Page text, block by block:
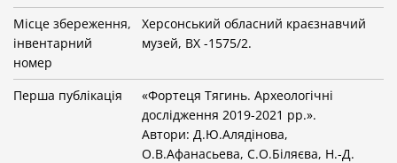
Місце збереження,
інвентарний
номер
Херсонський обласний краєзнавчий
музей, BX -1575/2.
Перша публікація
«Фортеця Тягинь. Археологічні
дослідження 2019-2021 рр.».
Автори: Д.Ю.Алядінова,
О.В.Афанасьева, С.О.Біляєва, Н.-Д.